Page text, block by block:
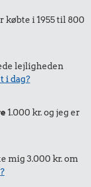
i 2024
købte i 1955 til 800
lejligheden
i dag?
1.000 kr. og jeg er
mig 3.000 kr. om